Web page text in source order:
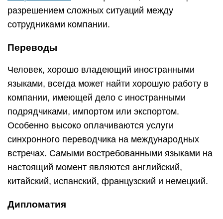
настоящий момент являются английский,
китайский, испанский, французский и немецкий.
Дипломатия
Попасть в эту профессию непросто, зато работа
в области международных отношений весьма
престижна, хорошо оплачивается и может
послужить основой отличной карьеры.
Дипломатам необходимы проницательность,
блестящее знание языков и развитые навыки
коммуникации — умение не только говорить, но и
слушать.
Журналистика и копирайтинг
Вся текстовая информация на любом сайте